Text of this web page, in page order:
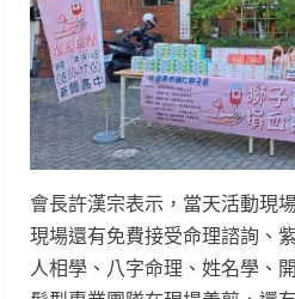
會長許漢宗表示，當天活動現
現場還有免費接受命理諮詢、
人相學、八字命理、姓名學、